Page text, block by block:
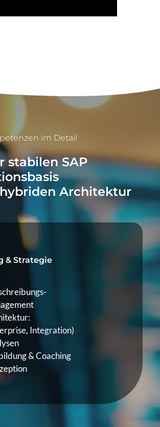
im Detail
stabilen SAP
Architektur
& Strategie
Integration)
& Coaching